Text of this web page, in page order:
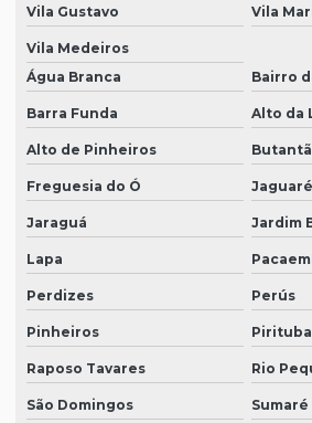
Luvas para limpeza em geral
Luvas de proteção individual
Máscara descartável proteção produtos
Máscara de proteção respiratória
óculos de proteção epi preço
Onde comprar bota epi
Onde comprar epi
Onde comprar epi para eletricista
Onde comprar luvas de proteção
Onde comprar óculos de proteção
Vila Gustavo Vila
Vila Medeiros
Água Branca
Bairro
Barra Funda Alto da
Alto de Pinheiros Butantã
Freguesia do Ó Jaguaré
Jaraguá Jardim
Lapa
Perdizes Perús
Pinheiros Pirituba
Raposo Tavares Rio
São Domingos Sumaré